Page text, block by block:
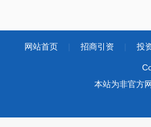
网站首页 招商引资 投
本站为非官方